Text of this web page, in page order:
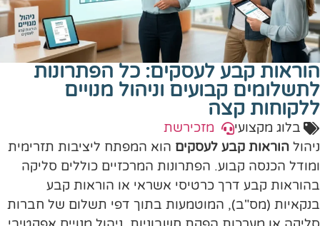
הוראות קבע לעסקים: כל הפתרונות
לתשלומים קבועים וניהול מנויים
ללקוחות קצה
בלוג מקצועי
מזכירשת
ניהול הוראות קבע לעסקים הוא המפתח ליציבות תזרימית
ומודל הכנסה קבוע. הפתרונות המרכזיים כוללים סליקה
בהוראות קבע דרך כרטיסי אשראי או הוראות קבע
בנקאיות (מס"ב), המוטמעות בתוך דפי תשלום של חברות